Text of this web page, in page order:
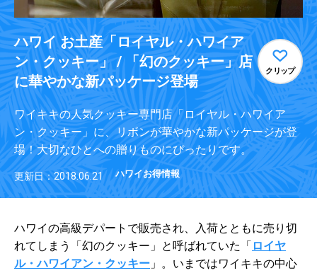
ハワイ お土産「ロイヤル・ハワイア
ン・クッキー」 / 「幻のクッキー」店
に華やかな新パッケージ登場
クリップ
ワイキキの人気クッキー専門店「ロイヤル・ハワイア
ン・クッキー」に、リボンが華やかな新パッケージが登
場！大切なひとへの贈りものにぴったりです。
更新日：2018.06.21 ハワイお得情報
ハワイの高級デパートで販売され、入荷とともに売り切
れてしまう「幻のクッキー」と呼ばれていた「 ロイヤ
ル・ハワイアン・クッキー 」。いまではワイキキの中心